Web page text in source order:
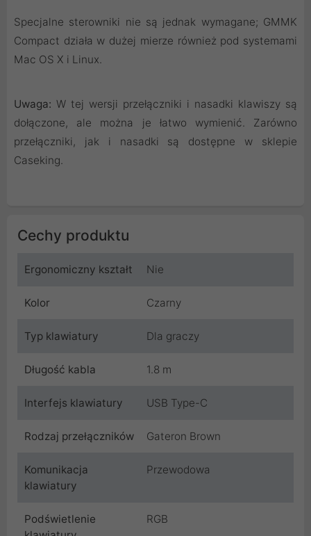
Specjalne sterowniki nie są jednak wymagane; GMMK
Compact działa w dużej mierze również pod systemami
Mac OS X i Linux.
Uwaga: W tej wersji przełączniki i nasadki klawiszy są
dołączone, ale można je łatwo wymienić. Zarówno
przełączniki, jak i nasadki są dostępne w sklepie
Caseking.
Cechy produktu
Ergonomiczny kształt Nie
Kolor Czarny
Typ klawiatury Dla graczy
Długość kabla 1.8 m
Interfejs klawiatury USB Type-C
Rodzaj przełączników Gateron Brown
Komunikacja
klawiatury
Przewodowa
Podświetlenie
RGB